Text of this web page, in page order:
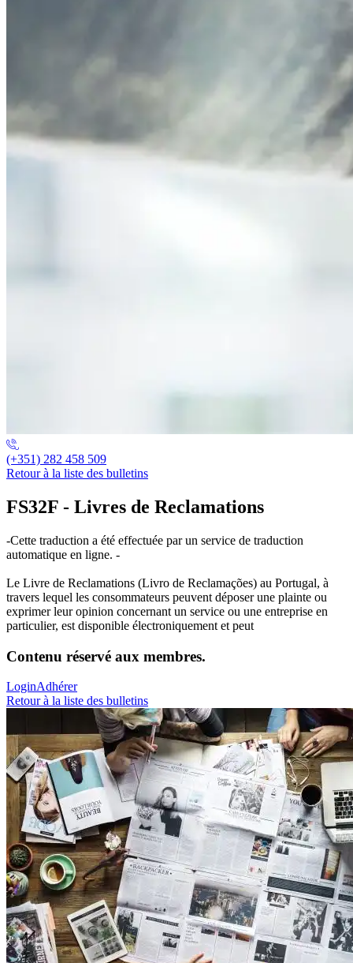
(+351) 282 458 509
Retour à la liste des bulletins
FS32F - Livres de Reclamations
-Cette traduction a été effectuée par un service de traduction
automatique en ligne. -
Le Livre de Reclamations (Livro de Reclamações) au Portugal, à
travers lequel les consommateurs peuvent déposer une plainte ou
exprimer leur opinion concernant un service ou une entreprise en
particulier, est disponible électroniquement et peut
Contenu réservé aux membres.
LoginAdhérer
Retour à la liste des bulletins